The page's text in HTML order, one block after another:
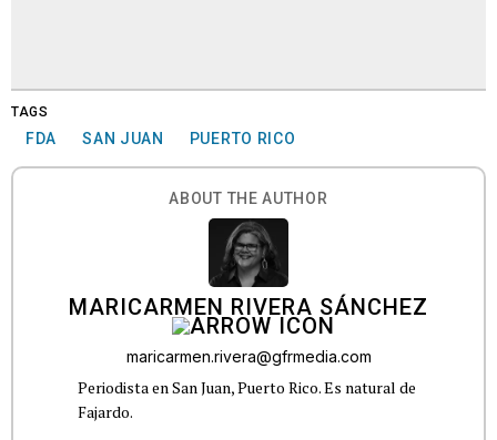
TAGS
FDA SAN JUAN PUERTO RICO
ABOUT THE AUTHOR
MARICARMEN RIVERA SÁNCHEZ
maricarmen.rivera@gfrmedia.com
Periodista en San Juan, Puerto Rico. Es natural de
Fajardo.